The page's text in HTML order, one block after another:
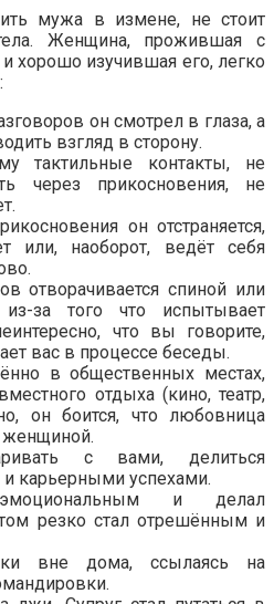
мужа в измене, не стоит
Женщина, прожившая с
хорошо изучившая его, легко
он смотрел в глаза, а
взгляд в сторону.
тактильные контакты, не
через прикосновения, не
он отстраняется,
или, наоборот, ведёт себя
отворачивается спиной или
за того что испытывает
что вы говорите,
вас в процессе беседы.
в общественных местах,
отдыха (кино, театр,
он боится, что любовница
женщиной.
с вами, делиться
карьерными успехами.
и делал
резко стал отрешённым и
вне дома, ссылаясь на